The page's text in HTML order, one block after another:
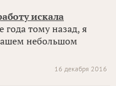
искала
тому назад, я
небольшом
16 декабря 2016